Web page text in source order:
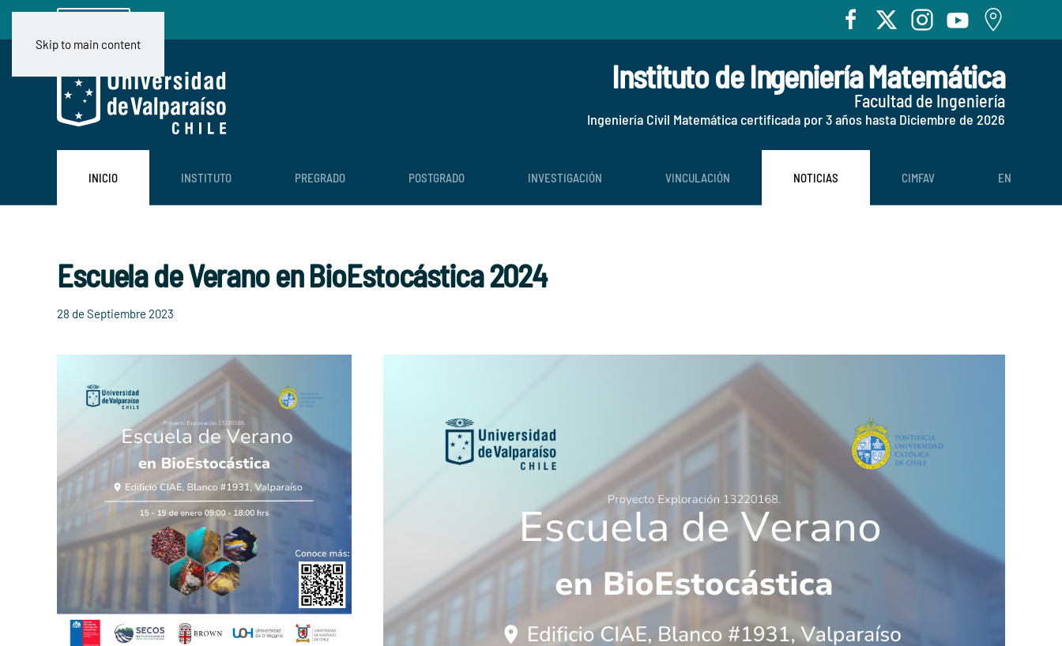
Skip to main content
Instituto de Ingeniería Matemática
Facultad de Ingeniería
Ingeniería Civil Matemática certificada por 3 años hasta Diciembre de 2026
INICIO INSTITUTO PREGRADO POSTGRADO INVESTIGACIÓN VINCULACIÓN NOTICIAS CIMFAV EN
Escuela de Verano en BioEstocástica 2024
28 de Septiembre 2023